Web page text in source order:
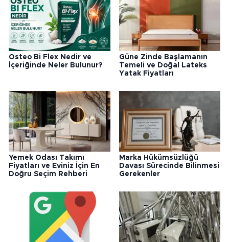
Osteo Bi Flex Nedir ve
İçeriğinde Neler Bulunur?
Güne Zinde Başlamanın
Temeli ve Doğal Lateks
Yatak Fiyatları
Yemek Odası Takımı
Fiyatları ve Eviniz İçin En
Doğru Seçim Rehberi
Marka Hükümsüzlüğü
Davası Sürecinde Bilinmesi
Gerekenler